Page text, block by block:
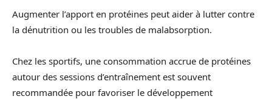
Augmenter l’apport en protéines peut aider à lutter contre
la dénutrition ou les troubles de malabsorption.
Chez les sportifs, une consommation accrue de protéines
autour des sessions d’entraînement est souvent
recommandée pour favoriser le développement